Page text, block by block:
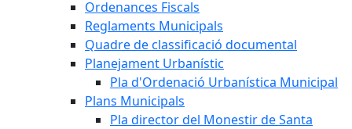
Ordenances Fiscals
Reglaments Municipals
Quadre de classificació documental
Planejament Urbanístic
Pla d'Ordenació Urbanística Municipal
Plans Municipals
Pla director del Monestir de Santa